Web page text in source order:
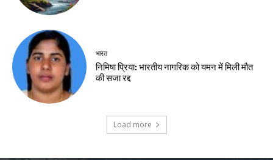
भारत
निमिषा प्रिया: भारतीय नागरिक को यमन में मिली मौत
की सजा रद्द
Load more